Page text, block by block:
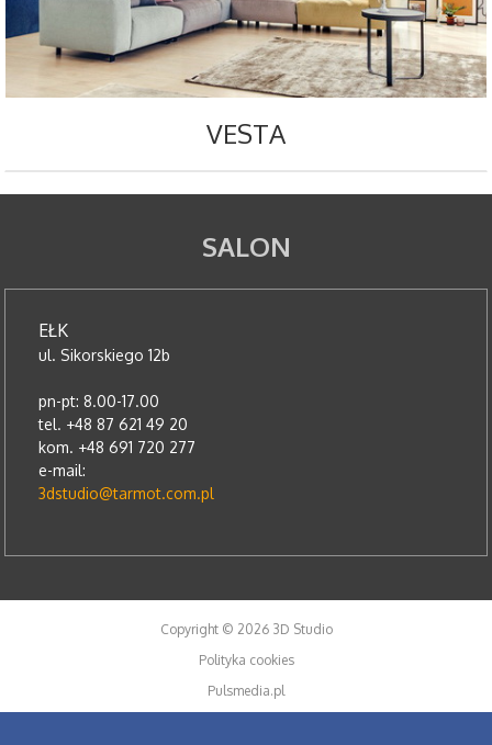
VESTA
SALON
EŁK
ul. Sikorskiego 12b
pn-pt: 8.00-17.00
tel. +48 87 621 49 20
kom. +48 691 720 277
e-mail:
3dstudio@tarmot.com.pl
Copyright © 2026 3D Studio
Polityka cookies
Pulsmedia.pl